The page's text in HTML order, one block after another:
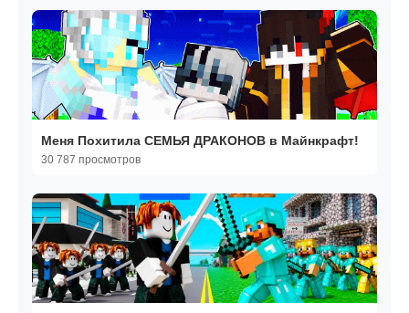
Меня Похитила СЕМЬЯ ДРАКОНОВ в Майнкрафт!
30 787 просмотров